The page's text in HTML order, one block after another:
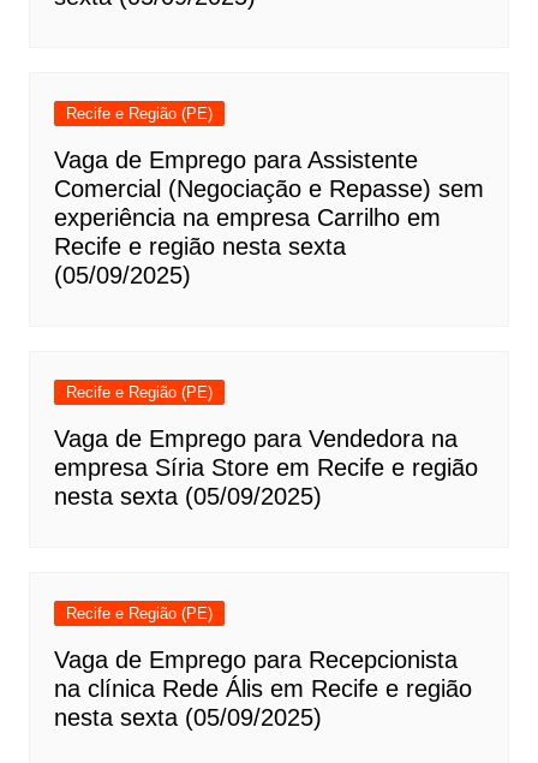
Recife e Região (PE)
Vaga de Emprego para Assistente
Comercial (Negociação e Repasse) sem
experiência na empresa Carrilho em
Recife e região nesta sexta
(05/09/2025)
Recife e Região (PE)
Vaga de Emprego para Vendedora na
empresa Síria Store em Recife e região
nesta sexta (05/09/2025)
Recife e Região (PE)
Vaga de Emprego para Recepcionista
na clínica Rede Ális em Recife e região
nesta sexta (05/09/2025)